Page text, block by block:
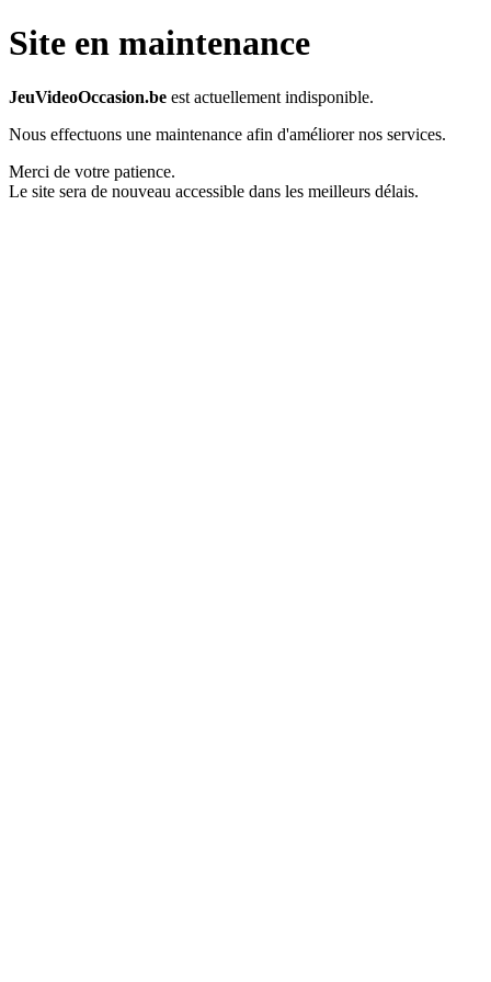
Site en maintenance
JeuVideoOccasion.be est actuellement indisponible.
Nous effectuons une maintenance afin d'améliorer nos services.
Merci de votre patience.
Le site sera de nouveau accessible dans les meilleurs délais.